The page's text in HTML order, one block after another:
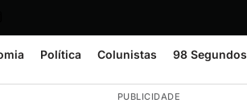
Política Colunistas 98 Segundos
PUBLICIDADE